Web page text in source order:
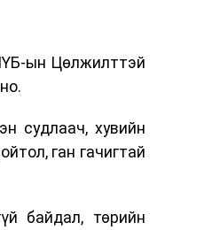
ын Цөлжилттэй
судлаач, хувийн
ган гачигтай
байдал, төрийн